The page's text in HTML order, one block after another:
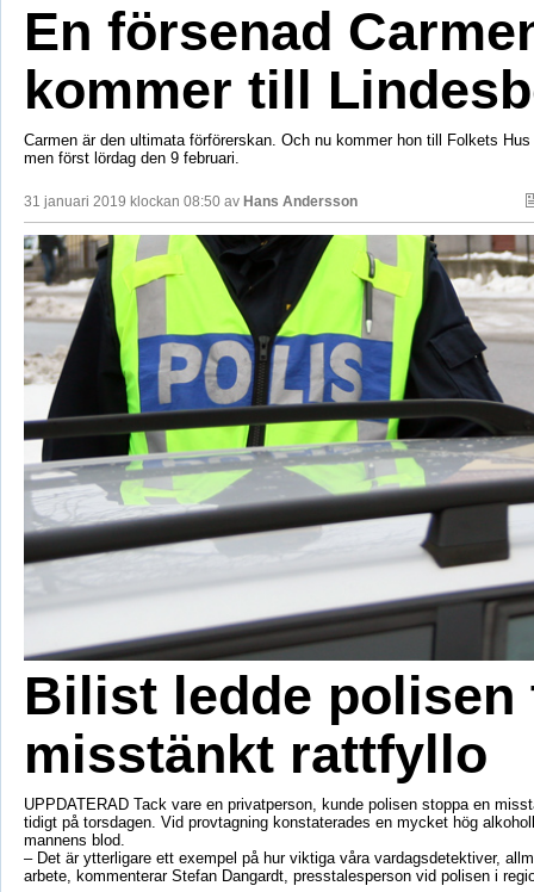
En försenad
kommer till
Carmen är den ultimata förförerskan. Och nu kommer hon till Folkets Hus
men först lördag den 9 februari.
31 januari 2019 klockan 08:50 av Hans Andersson
Bilist ledde
misstänkt rattfyllo
UPPDATERAD Tack vare en privatperson, kunde polisen stoppa en
tidigt på torsdagen. Vid provtagning konstaterades en mycket hög
mannens blod.
– Det är ytterligare ett exempel på hur viktiga våra vardagsdetektiver,
arbete, kommenterar Stefan Dangardt, presstalesperson vid polisen i